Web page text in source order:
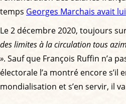
temps Georges Marchais avait
Le 2 décembre 2020, toujours
des limites à la circulation tous
». Sauf que François Ruffin n’a
électorale l’a montré encore
mondialisation et s’en servir, il